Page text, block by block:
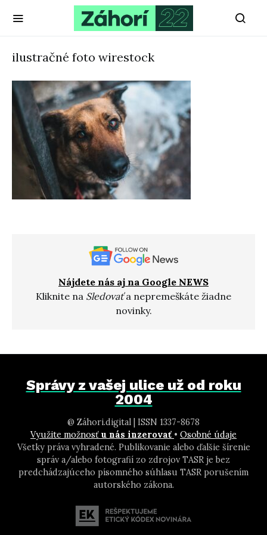
ilustračné foto wirestock
Nájdete nás aj na Google NEWS
Kliknite na Sledovaťa nepremeškáte žiadne
novinky.
Správy z vašej ulice už od roku
2004
@ Záhori.digital | ISSN 1337-8678
Využite možnosť u nás inzerovať • Osobné údaje
Všetky práva vyhradené. Publikovanie alebo ďalšie šírenie
správ a/alebo fotografií zo zdrojov TASR je bez
predchádzajúceho písomného súhlasu TASR porušením
autorského zákona.